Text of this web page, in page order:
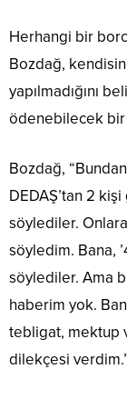
Herhangi bir
Bozdağ,
yapılmadığını
ödenebilecek bir
Bozdağ,
DEDAŞ’tan 2
söylediler.
söyledim. Bana,
söylediler. Ama
haberim yok.
tebligat, mektup
dilekçesi